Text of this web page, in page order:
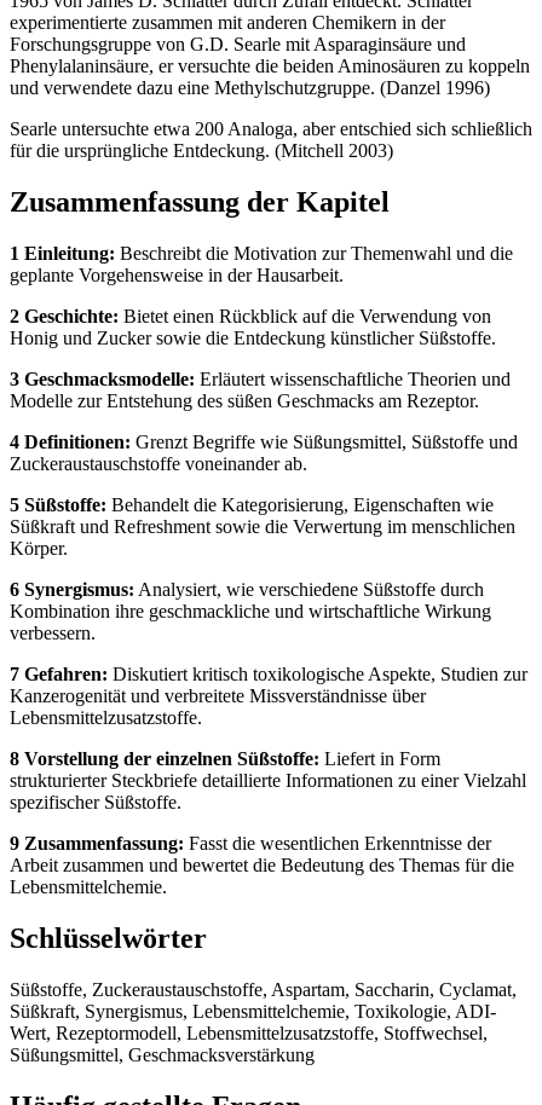
experimentierte zusammen mit anderen Chemikern in der
Forschungsgruppe von G.D. Searle mit Asparaginsäure und
Phenylalaninsäure, er versuchte die beiden Aminosäuren zu koppeln
und verwendete dazu eine Methylschutzgruppe. (Danzel 1996)
Searle untersuchte etwa 200 Analoga, aber entschied sich schließlich
für die ursprüngliche Entdeckung. (Mitchell 2003)
Zusammenfassung der Kapitel
1 Einleitung: Beschreibt die Motivation zur Themenwahl und die
geplante Vorgehensweise in der Hausarbeit.
2 Geschichte: Bietet einen Rückblick auf die Verwendung von
Honig und Zucker sowie die Entdeckung künstlicher Süßstoffe.
3 Geschmacksmodelle: Erläutert wissenschaftliche Theorien und
Modelle zur Entstehung des süßen Geschmacks am Rezeptor.
4 Definitionen: Grenzt Begriffe wie Süßungsmittel, Süßstoffe und
Zuckeraustauschstoffe voneinander ab.
5 Süßstoffe: Behandelt die Kategorisierung, Eigenschaften wie
Süßkraft und Refreshment sowie die Verwertung im menschlichen
Körper.
6 Synergismus: Analysiert, wie verschiedene Süßstoffe durch
Kombination ihre geschmackliche und wirtschaftliche Wirkung
verbessern.
7 Gefahren: Diskutiert kritisch toxikologische Aspekte, Studien zur
Kanzerogenität und verbreitete Missverständnisse über
Lebensmittelzusatzstoffe.
8 Vorstellung der einzelnen Süßstoffe: Liefert in Form
strukturierter Steckbriefe detaillierte Informationen zu einer Vielzahl
spezifischer Süßstoffe.
9 Zusammenfassung: Fasst die wesentlichen Erkenntnisse der
Arbeit zusammen und bewertet die Bedeutung des Themas für die
Lebensmittelchemie.
Schlüsselwörter
Süßstoffe, Zuckeraustauschstoffe, Aspartam, Saccharin, Cyclamat,
Süßkraft, Synergismus, Lebensmittelchemie, Toxikologie, ADI-
Wert, Rezeptormodell, Lebensmittelzusatzstoffe, Stoffwechsel,
Süßungsmittel, Geschmacksverstärkung